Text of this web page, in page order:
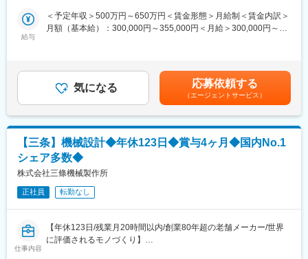
ンまで幅広いメンバーが活躍しています。
＊案件も有名なものが多く、キャリアに箔をつけたい！
＊働き方改善も取り組まれており、残業時間も減らせそう！（想
定月：30時間程度→但し繁忙期閑散期で変わるケースがございま
す）
■モデル年収例
課長補佐クラス：920万円（基本給42万円＋賞与＋残業手当）
主任クラス ：800万円（基本給38万円＋賞与＋残業手当)
一般クラス ：670万円（基本給32万円＋賞与＋残業手当）
てお菓子生産設備のメンテナンス・点検をお任せ致します。
お客様の設備が常時スムーズに稼働できるようにするお仕事で
・お客様先での組立・設置・据付
・機械のメンテナンス・部品交換並びに機械の改造等
・休日対応：土日出勤が一部有(お客様先の機械がストップしてい
るときに対応するため。)
※代休取得率は、ほぼ100%です。
・日帰りでの対応がほとんどですが、年に1・2回程度・3～5日程
度で宿泊を伴う出張もあります。
■入社後の流れ：
製造現場にて実際に機械を製造経験することで製品知識を学びま
す。その後先輩社員と一緒に業務を行いながら経験値を増やして
いきます。
給与
＜予定年収＞500万円～650万円＜賃金形態＞月給制＜賃金内訳＞
月額（基本給）：300,000円～355,000円＜月給＞300,000円～
の金額であり、選考を通じて上下する可能性があります。月給(月
額)は固定手当を含めた表記です。
気になる 応募依頼する
（エージェントサービス）
【三条】機械設計◆年休123日◆賞与4ヶ月◆国内No.1
シェア多数◆
株式会社三條機械製作所
正社員 転勤なし
仕事内容
【年休123日/残業月20時間以内/創業80年超の老舗メーカー/世界
に評価されるモノづくり】